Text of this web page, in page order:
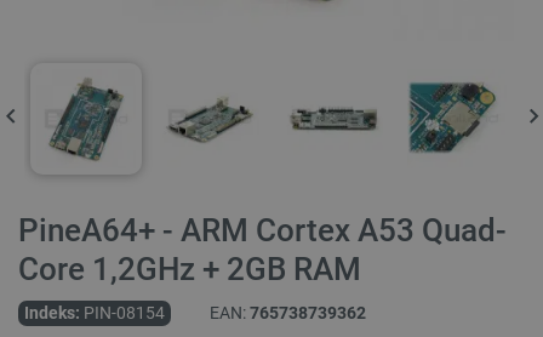
PineA64+ - ARM Cortex A53 Quad-
Core 1,2GHz + 2GB RAM
Indeks: PIN-08154 EAN:765738739362